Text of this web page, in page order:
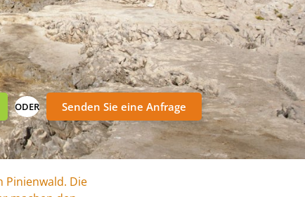
ODER Senden Sie eine Anfrage
Pinienwald. Die